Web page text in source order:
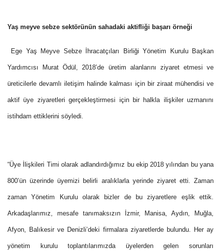
Yaş meyve sebze sektörünün sahadaki aktifliği başarı örneği
Ege Yaş Meyve Sebze İhracatçıları Birliği Yönetim Kurulu Başkan
Yardımcısı Murat Ödül, 2018’de üretim alanlarını ziyaret etmesi ve
üreticilerle devamlı iletişim halinde kalması için bir ziraat mühendisi ve
aktif üye ziyaretleri gerçekleştirmesi için bir halkla ilişkiler uzmanını
istihdam ettiklerini söyledi.
“Üye İlişkileri Timi olarak adlandırdığımız bu ekip 2018 yılından bu yana
800’ün üzerinde üyemizi belirli aralıklarla yerinde ziyaret etti. Zaman
zaman Yönetim Kurulu olarak bizler de bu ziyaretlere eşlik ettik.
Arkadaşlarımız, mesafe tanımaksızın İzmir, Manisa, Aydın, Muğla,
Afyon, Balıkesir ve Denizli’deki firmalara ziyaretlerde bulundu. Her ay
yönetim kurulu toplantılarımızda üyelerden gelen sorunları